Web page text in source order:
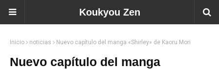
Koukyou Zen
Inicio noticias Nuevo capítulo del manga «Shirley» de Kaoru Mori
Nuevo capítulo del manga